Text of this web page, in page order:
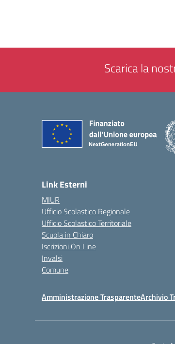
Scarica la
Link Esterni
MIUR
Ufficio Scolastico Regionale
Ufficio Scolastico Territoriale
Scuola in Chiaro
Iscrizioni On Line
Invalsi
Comune
Amministrazione TrasparenteArchivio